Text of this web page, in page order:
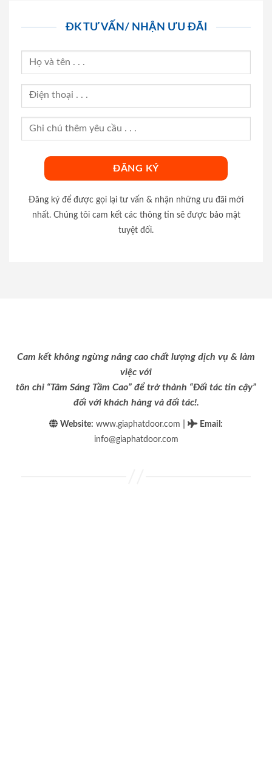
ĐK TƯ VẤN/ NHẬN ƯU ĐÃI
Đăng ký để được gọi lại tư vấn & nhận những ưu đãi mới
nhất. Chúng tôi cam kết các thông tin sẽ được bảo mật
tuyệt đối.
Cam kết không ngừng nâng cao chất lượng dịch vụ & làm
việc với
tôn chỉ “Tâm Sáng Tầm Cao” để trở thành “Đối tác tin cậy”
đối với khách hàng và đối tác!.
Website: www.giaphatdoor.com Email :
info@giaphatdoor.com